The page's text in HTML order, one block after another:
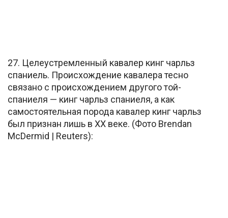
27. Целеустремленный кавалер кинг чарльз
спаниель. Происхождение кавалера тесно
связано с происхождением другого той-
спаниеля — кинг чарльз спаниеля, а как
самостоятельная порода кавалер кинг чарльз
был признан лишь в XX веке. (Фото Brendan
McDermid | Reuters):